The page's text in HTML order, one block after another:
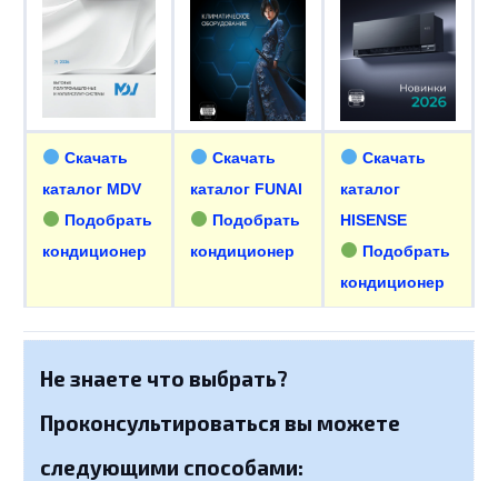
Скачать
каталог MDV
Подобрать
кондиционер
Скачать
каталог FUNAI
Подобрать
кондиционер
Скачать
каталог
HISENSE
Подобрать
кондиционер
Не знаете что выбрать?
Проконсультироваться вы можете
следующими способами: